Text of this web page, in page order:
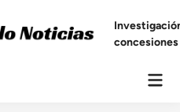
concesiones